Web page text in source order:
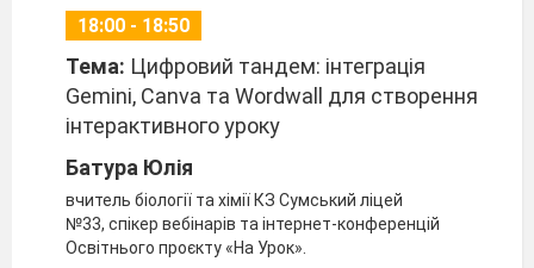
18:00 - 18:50
Тема: Цифровий тандем: інтеграція
Gemini, Canva та Wordwall для створення
інтерактивного уроку
Батура Юлія
вчитель біології та хімії КЗ Сумський ліцей
№33, спікер вебінарів та інтернет-конференцій
Освітнього проєкту «На Урок».